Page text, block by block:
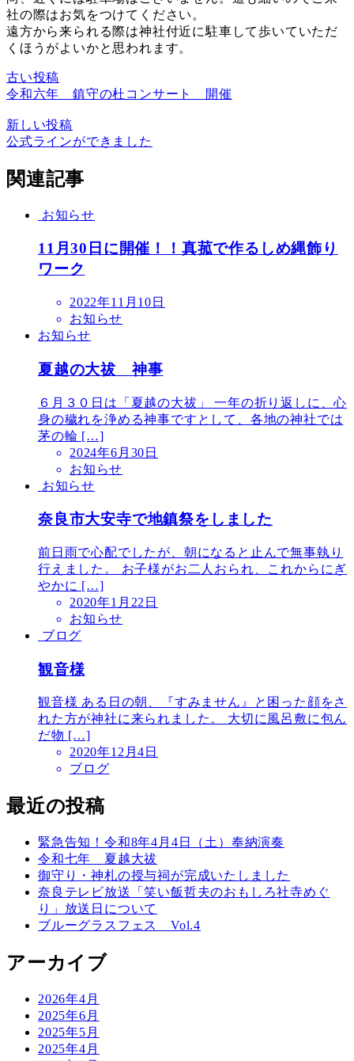
社の際はお気をつけてください。
遠方から来られる際は神社付近に駐車して歩いていただ
くほうがよいかと思われます。
古い投稿
令和六年 鎮守の杜コンサート 開催
新しい投稿
公式ラインができました
関連記事
お知らせ
11月30日に開催！！真菰で作るしめ縄飾り
ワーク
2022年11月10日
お知らせ
お知らせ
夏越の大祓 神事
６月３０日は「夏越の大祓」 一年の折り返しに、心
身の穢れを浄める神事ですとして、各地の神社では
茅の輪 […]
2024年6月30日
お知らせ
お知らせ
奈良市大安寺で地鎮祭をしました
前日雨で心配でしたが、朝になると止んで無事執り
行えました。 お子様がお二人おられ、これからにぎ
やかに […]
2020年1月22日
お知らせ
ブログ
観音様
観音様 ある日の朝、『すみません』と困った顔をさ
れた方が神社に来られました。 大切に風呂敷に包ん
だ物 […]
2020年12月4日
ブログ
最近の投稿
緊急告知！令和8年4月4日（土）奉納演奏
令和七年 夏越大祓
御守り・神札の授与祠が完成いたしました
奈良テレビ放送「笑い飯哲夫のおもしろ社寺めぐ
り」放送日について
ブルーグラスフェス Vol.4
アーカイブ
2026年4月
2025年6月
2025年5月
2025年4月